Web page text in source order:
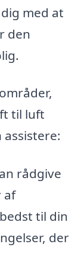
med at
den
til luft
rådgive
af
til din
der